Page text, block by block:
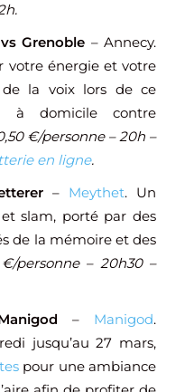
Grenoble – Annecy.
votre énergie et votre
la voix lors de ce
domicile contre
€/personne – 20h –
en ligne.
– Meythet. Un
slam, porté par des
de la mémoire et des
€/personne – 20h30 –
– Manigod.
jusqu’au 27 mars,
pour une ambiance